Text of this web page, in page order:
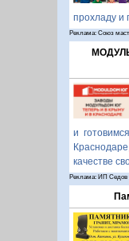
прохладу и
Реклама: Союз
и
качестве
Реклама: ИП Седов